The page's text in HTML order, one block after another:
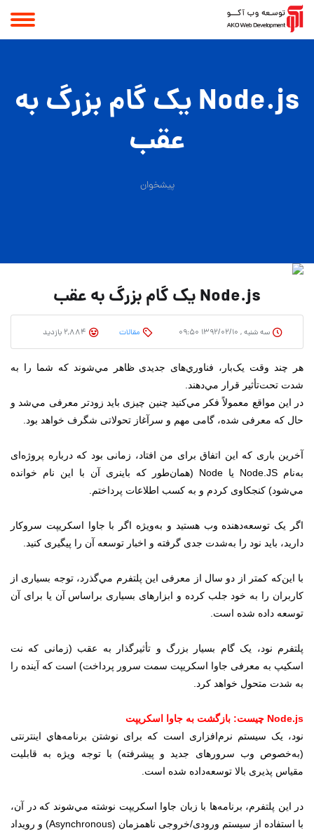
Node.js یک گام بزرگ به
عقب
پیشخوان
Node.js یک گام بزرگ به عقب
سه شنبه , ۱۳۹۲/۰۲/۱۰ ۰۹:۵۰ مقالات
هر چند وقت یک‌بار، فناوري‌های جدیدی ظاهر مي‌شوند که شما را به
شدت تحت‌تأثیر قرار مي‌دهند.
در این مواقع معمولاً فکر مي‌‌کنید چنین چیزی باید زودتر معرفی مي‌شد و
حال که معرفی شده، گامی مهم و سرآغاز تحولاتی شگرف خواهد بود.
آخرین باری که این اتفاق برای من افتاد، زمانی بود که درباره پروژه‌ای
به‌نام Node.JS یا Node (همان‌طور که باینری آن با این نام خوانده
مي‌شود) کنجکاوی کردم و به کسب اطلاعات پرداختم.
اگر یک توسعه‌دهنده وب هستید و به‌ویژه اگر با جاوا اسکریپت سروکار
دارید، باید نود را به‌شدت جدی گرفته و اخبار توسعه آن را پیگیری کنید.
با این‌که کمتر از دو سال از معرفی این پلتفرم مي‌گذرد، توجه بسیاری از
کاربران را به خود جلب کرده و ابزارهای بسیاری بر‌اساس آن یا برای آن
توسعه داده شده است.
پلتفرم نود، یک گام بسیار بزرگ و تأثیر‌گذار به عقب (زمانی که نت
اسکیپ به معرفی جاوا اسکریپت سمت سرور پرداخت) است که آینده را
به شدت متحول خواهد کرد.
Node.js چیست: بازگشت به جاوا اسکریپت
نود، یک سیستم ‌نرم‌افزاری است که برای نوشتن برنامه‌هاي اینترنتی
(به‌خصوص وب سرورهای جدید و پیشرفته) با توجه ویژه به قابلیت
مقیاس پذیری بالا توسعه‌داده شده است.
در این پلتفرم، برنامه‌ها با زبان جاوا اسکریپت نوشته مي‌شوند که در آن،
با استفاده از سیستم ورودی‌/‌خروجی ناهمزمان (Asynchronous) و رویداد